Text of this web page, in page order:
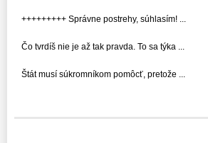
+++++++++ Správne postrehy, súhlasím! ...
Čo tvrdíš nie je až tak pravda. To sa týka ...
Štát musí súkromníkom pomôcť, pretože ...